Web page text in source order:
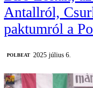
Antallról,
paktumról a
‎POLBEAT 2025 július 6.